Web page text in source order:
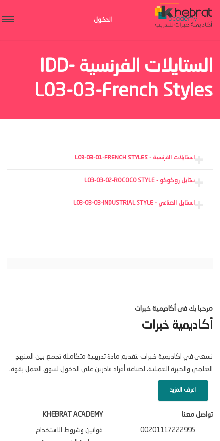
الدخول
الستايلات الفرنسية IDD-
L03-03-French Styles
الستايلات الفرنسية - L03-03-01-FRENCH STYLES
ستايل روكوكو - L03-03-02-ROCOCO STYLE
الستايل الصناعي - L03-03-03-INDUSTRIAL STYLE
مرحبا بك فى أكاديمية خبرات
أكاديمية خبرات
نسعى في اكاديمية خبرات لتقديم مادة تدريبية متكاملة تجمع بين المنهج
العلمي والخبرة العملية، لصناعة أفراد قادرين على الدخول لسوق العمل بقوة.
اعرف المزيد
تواصل معنا
00201117222995
KHEBRAT ACADEMY
قوانين وشروط الاستخدام